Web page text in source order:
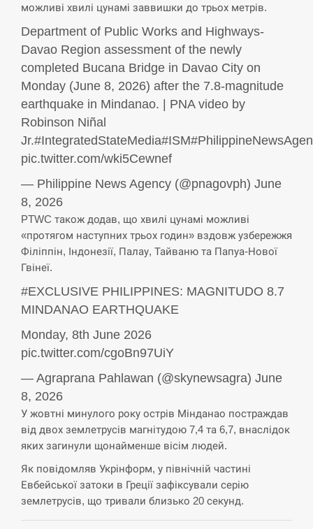
СЕРПЕНЬ
11:53
Под огнем “Эпицентр”, ROZETKA и “Новая
почта”: что известно об…
СЕРПЕНЬ
11:40
У зоопарку Токіо через спеку загинули три
левиці
СЕРПЕНЬ
11:23
Россияне ударили “Бардеролями” по Харькову,
есть пострадавшие
ЩЕ...
можливі хвилі цунамі заввишки до трьох метрів.
Department of Public Works and Highways-
Davao Region assessment of the newly
completed Bucana Bridge in Davao City on
Monday (June 8, 2026) after the 7.8-magnitude
earthquake in Mindanao. | PNA video by
Robinson Niñal
pic.twitter.com/wki5Cewnef
— Philippine News Agency (@pnagovph) June
8, 2026
PTWC також додав, що хвилі цунамі можливі
«протягом наступних трьох годин» вздовж узбережжя
Філіппін, Індонезії, Палау, Тайваню та Папуа-Нової
Гвінеї.
#EXCLUSIVE PHILIPPINES: MAGNITUDO 8.7
MINDANAO EARTHQUAKE
Monday, 8th June 2026
pic.twitter.com/cgoBn97UiY
— Agraprana Pahlawan (@skynewsagra) June
8, 2026
У жовтні минулого року острів Мінданао постраждав
від двох землетрусів магнітудою 7,4 та 6,7, внаслідок
яких загинули щонайменше вісім людей.
Як повідомляв Укрінформ, у північній частині
Евбейської затоки в Греції зафіксували серію
землетрусів, що тривали близько 20 секунд.